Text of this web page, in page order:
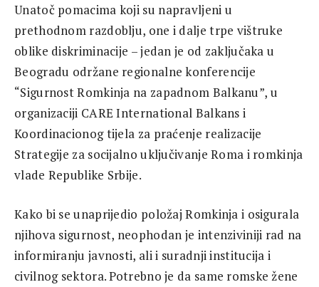
Unatoč pomacima koji su napravljeni u
prethodnom razdoblju, one i dalje trpe vištruke
oblike diskriminacije – jedan je od zaključaka u
Beogradu održane regionalne konferencije
“Sigurnost Romkinja na zapadnom Balkanu”, u
organizaciji CARE International Balkans i
Koordinacionog tijela za praćenje realizacije
Strategije za socijalno uključivanje Roma i romkinja
vlade Republike Srbije.
Kako bi se unaprijedio položaj Romkinja i osigurala
njihova sigurnost, neophodan je intenziviniji rad na
informiranju javnosti, ali i suradnji institucija i
civilnog sektora. Potrebno je da same romske žene